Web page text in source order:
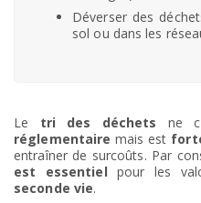
Déverser des
sol ou dans les
Le tri des déchets ne
réglementaire mais est
entraîner de surcoûts. Par
est essentiel pour les
seconde vie.